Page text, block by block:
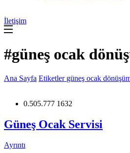
İletişim
#güneş ocak
Ana Sayfa Etiketler güneş ocak
0.505.777 1632
Güneş Ocak Servisi
Ayrıntı